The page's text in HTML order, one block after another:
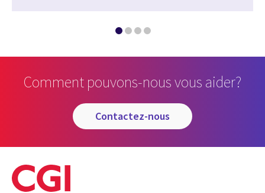
Comment pouvons-nous vous aider?
contactez-nous